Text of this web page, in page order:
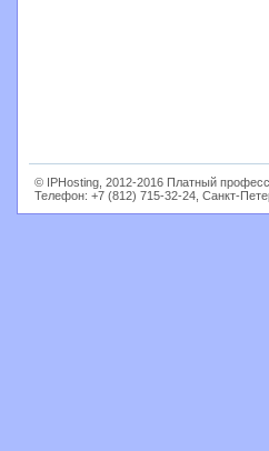
© IPHosting, 2012-2016 Платный
Телефон: +7 (812) 715-32-24, Санкт-